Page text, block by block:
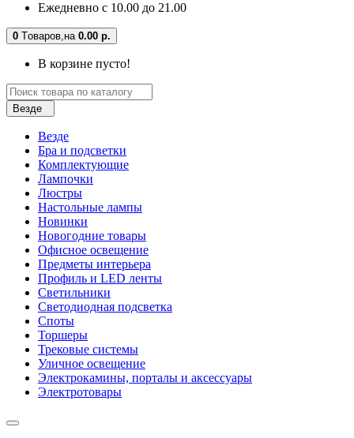
Ежедневно с 10.00 до 21.00
0 Tоваров,на 0.00 р.
В корзине пусто!
Везде
Везде
Бра и подсветки
Комплектующие
Лампочки
Люстры
Настольные лампы
Новинки
Новогодние товары
Офисное освещение
Предметы интерьера
Профиль и LED ленты
Светильники
Светодиодная подсветка
Споты
Торшеры
Трековые системы
Уличное освещение
Электрокамины, порталы и аксессуары
Электротовары